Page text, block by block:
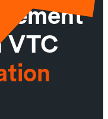
VTC